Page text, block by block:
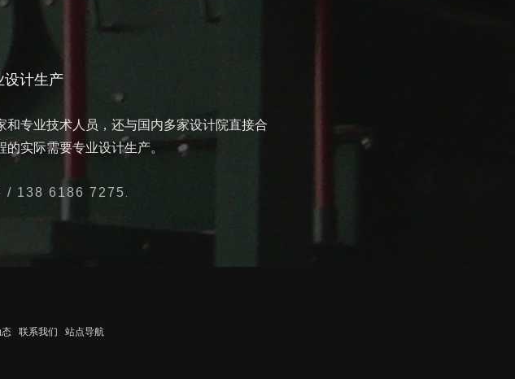
设计生产
专业技术人员，还与国内多家设计院直接合
实际需要专业设计生产。
/ 138 6186 7275
联系我们 站点导航